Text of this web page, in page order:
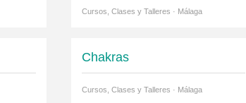
Cursos, Clases y Talleres · Málaga
Chakras
Cursos, Clases y Talleres · Málaga